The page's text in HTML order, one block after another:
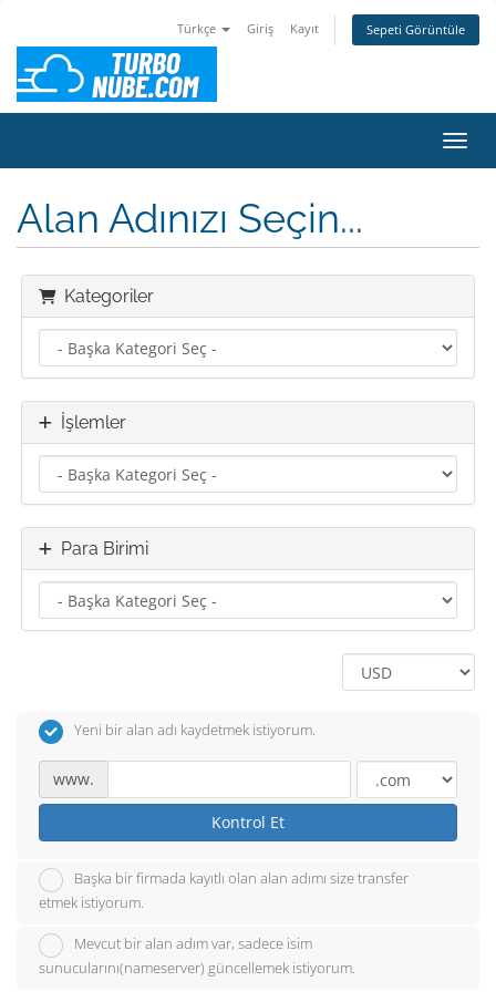
Türkçe Giriş Kayıt Sepeti Görüntüle
Alan Adınızı Seçin...
Kategoriler
İşlemler
Para Birimi
Yeni bir alan adı kaydetmek istiyorum.
www.
Kontrol Et
Başka bir firmada kayıtlı olan alan adımı size transfer
etmek istiyorum.
Mevcut bir alan adım var, sadece isim
sunucularını(nameserver) güncellemek istiyorum.